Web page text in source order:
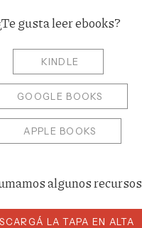
gusta leer ebooks?
KINDLE
GOOGLE BOOKS
APPLE BOOKS
algunos recursos
LA TAPA EN ALTA